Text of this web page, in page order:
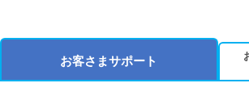
お客さまサポート